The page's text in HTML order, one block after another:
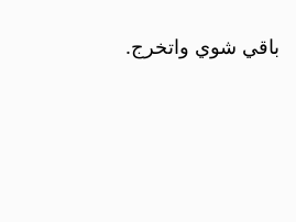
باقي شوي واتخرج.